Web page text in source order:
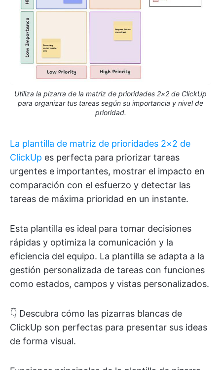
Utiliza la pizarra de la matriz de prioridades 2×2 de ClickUp
para organizar tus tareas según su importancia y nivel de
prioridad.
La plantilla de matriz de prioridades 2×2 de
ClickUp es perfecta para priorizar tareas
urgentes e importantes, mostrar el impacto en
comparación con el esfuerzo y detectar las
tareas de máxima prioridad en un instante.
Esta plantilla es ideal para tomar decisiones
rápidas y optimiza la comunicación y la
eficiencia del equipo. La plantilla se adapta a la
gestión personalizada de tareas con funciones
como estados, campos y vistas personalizados.
👇 Descubra cómo las pizarras blancas de
ClickUp son perfectas para presentar sus ideas
de forma visual.